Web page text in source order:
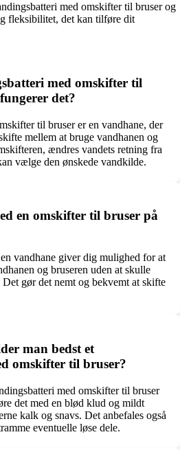
med omskifter til bruser og
fleksibilitet, det kan tilføre dit
med omskifter til
det?
til bruser er en vandhane, der
mellem at bruge vandhanen og
ændres vandets retning fra
vælge den ønskede vandkilde.
en omskifter til bruser på
vandhane giver dig mulighed for at
og bruseren uden at skulle
gør det nemt og bekvemt at skifte
man bedst et
omskifter til bruser?
med omskifter til bruser
det med en blød klud og mildt
kalk og snavs. Det anbefales også
eventuelle løse dele.